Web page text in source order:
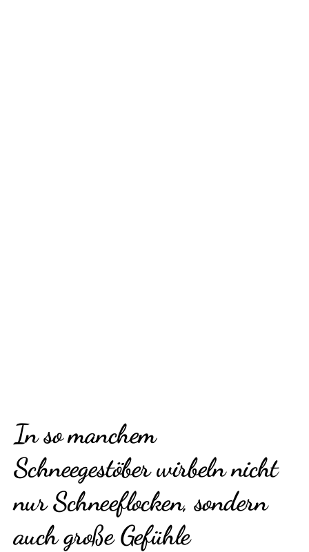
In so manchem
Schneegestöber wirbeln nicht
nur Schneeflocken, sondern
auch große Gefühle